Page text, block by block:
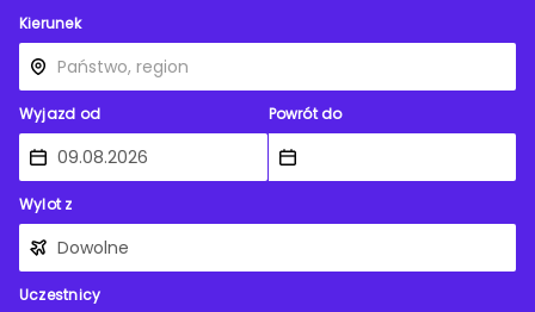
Kierunek
Wyjazd od Powrót do
Wylot z
Uczestnicy